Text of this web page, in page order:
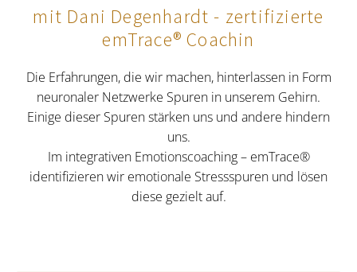
mit Dani Degenhardt - zertifizierte
emTrace® Coachin
Die Erfahrungen, die wir machen, hinterlassen in Form
neuronaler Netzwerke Spuren in unserem Gehirn.
Einige dieser Spuren stärken uns und andere hindern
uns.
Im integrativen Emotionscoaching – emTrace®
identifizieren wir emotionale Stressspuren und lösen
diese gezielt auf.